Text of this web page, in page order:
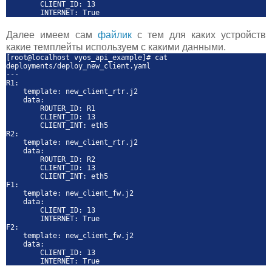
CLIENT_ID: 13
INTERNET: True
Далее имеем сам файлик с тем для каких устройств
какие темплейты используем с какими данными.
[root@localhost vyos_api_example]# cat
deployments/deploy_new_client.yaml
---
R1:
template: new_client_rtr.j2
data:
ROUTER_ID: R1
CLIENT_ID: 13
CLIENT_INT: eth5
R2:
template: new_client_rtr.j2
data:
ROUTER_ID: R2
CLIENT_ID: 13
CLIENT_INT: eth5
F1:
template: new_client_fw.j2
data:
CLIENT_ID: 13
INTERNET: True
F2:
template: new_client_fw.j2
data:
CLIENT_ID: 13
INTERNET: True